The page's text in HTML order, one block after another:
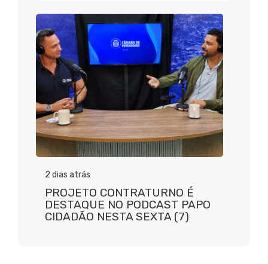
2 dias atrás
PROJETO CONTRATURNO É
DESTAQUE NO PODCAST PAPO
CIDADÃO NESTA SEXTA (7)